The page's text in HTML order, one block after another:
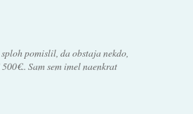
pomislil, da obstaja nekdo,
Sam sem imel naenkrat